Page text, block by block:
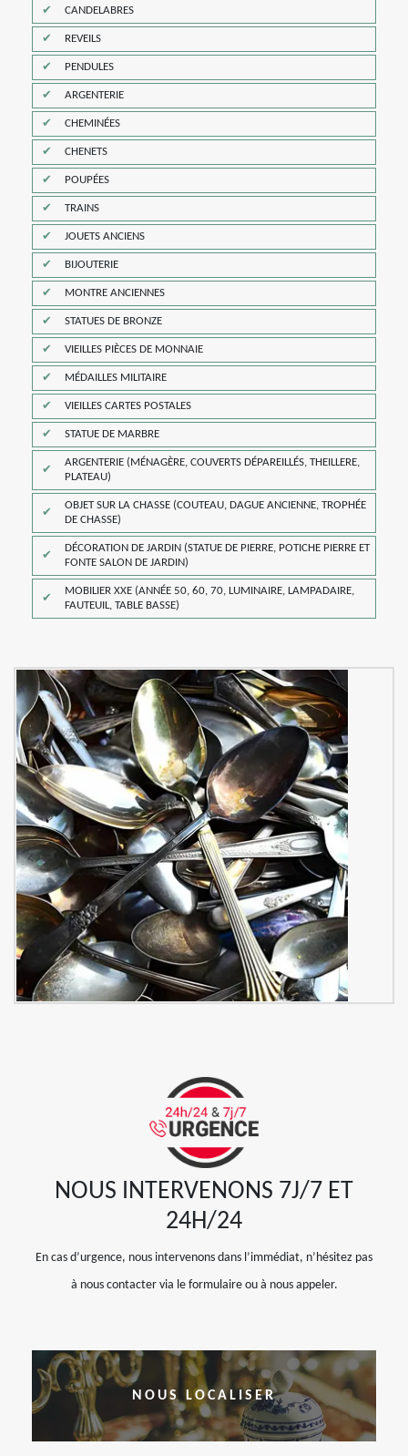
CANDELABRES
REVEILS
PENDULES
ARGENTERIE
CHEMINÉES
CHENETS
POUPÉES
TRAINS
JOUETS ANCIENS
BIJOUTERIE
MONTRE ANCIENNES
STATUES DE BRONZE
VIEILLES PIÈCES DE MONNAIE
MÉDAILLES MILITAIRE
VIEILLES CARTES POSTALES
STATUE DE MARBRE
ARGENTERIE (MÉNAGÈRE, COUVERTS DÉPAREILLÉS, THEILLERE,
PLATEAU)
OBJET SUR LA CHASSE (COUTEAU, DAGUE ANCIENNE, TROPHÉE
DE CHASSE)
DÉCORATION DE JARDIN (STATUE DE PIERRE, POTICHE PIERRE ET
FONTE SALON DE JARDIN)
MOBILIER XXE (ANNÉE 50, 60, 70, LUMINAIRE, LAMPADAIRE,
FAUTEUIL, TABLE BASSE)
NOUS INTERVENONS 7J/7 ET
24H/24
En cas d’urgence, nous intervenons dans l’immédiat, n’hésitez pas
à nous contacter via le formulaire ou à nous appeler.
NOUS LOCALISER